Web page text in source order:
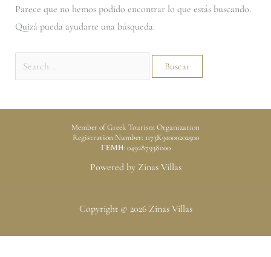
Parece que no hemos podido encontrar lo que estás buscando.
Quizá pueda ayudarte una búsqueda.
Member of Greek Tourism Organization
Registration Number: 1173K91000202500
ΓΕΜΗ: 049287938000
Powered by Zinas Villas
Copyright © 2026 Zinas Villas